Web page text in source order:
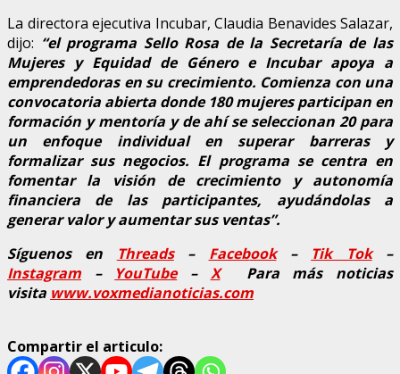
La directora ejecutiva Incubar, Claudia Benavides Salazar,
dijo: “el programa Sello Rosa de la Secretaría de las
Mujeres y Equidad de Género e Incubar apoya a
emprendedoras en su crecimiento. Comienza con una
convocatoria abierta donde 180 mujeres participan en
formación y mentoría y de ahí se seleccionan 20 para
un enfoque individual en superar barreras y
formalizar sus negocios. El programa se centra en
fomentar la visión de crecimiento y autonomía
financiera de las participantes, ayudándolas a
generar valor y aumentar sus ventas”.
Síguenos en
Threads– Facebook– Tik Tok–
Instagram – YouTube– XPara más noticias
visita www.voxmedianoticias.com
Compartir el articulo: